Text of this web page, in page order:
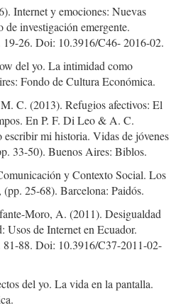
Internet y emociones: Nuevas
de investigación emergente.
26. Doi: 10.3916/C46- 2016-02.
del yo. La intimidad como
Fondo de Cultura Económica.
C. (2013). Refugios afectivos: El
En P. F. Di Leo & A. C.
mi historia. Vidas de jóvenes
33-50). Buenos Aires: Biblos.
y Contexto Social. Los
25-68). Barcelona: Paidós.
Moro, A. (2011). Desigualdad
Usos de Internet en Ecuador.
88. Doi: 10.3916/C37-2011-02-
del yo. La vida en la pantalla.